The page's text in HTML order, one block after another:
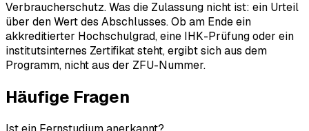
Verbraucherschutz. Was die Zulassung nicht ist: ein Urteil
über den Wert des Abschlusses. Ob am Ende ein
akkreditierter Hochschulgrad, eine IHK-Prüfung oder ein
institutsinternes Zertifikat steht, ergibt sich aus dem
Programm, nicht aus der ZFU-Nummer.
Häufige Fragen